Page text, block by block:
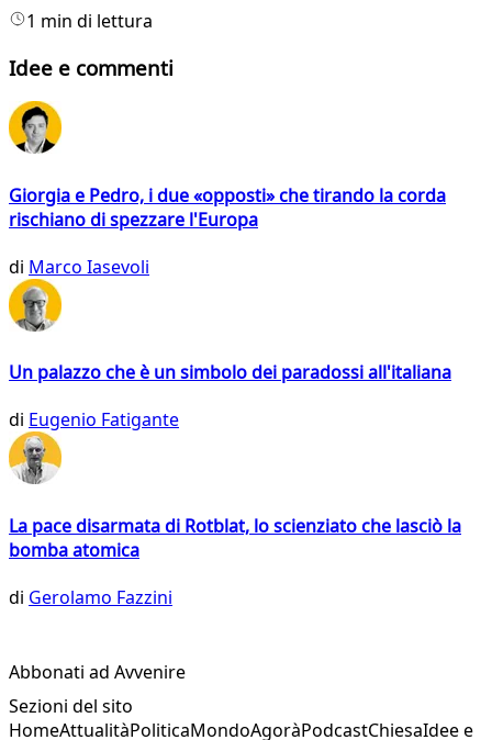
1 min di lettura
Idee e commenti
Giorgia e Pedro, i due «opposti» che tirando la corda
rischiano di spezzare l'Europa
di Marco Iasevoli
Un palazzo che è un simbolo dei paradossi all'italiana
di Eugenio Fatigante
La pace disarmata di Rotblat, lo scienziato che lasciò la
bomba atomica
di Gerolamo Fazzini
Abbonati ad Avvenire
Sezioni del sito
HomeAttualitàPoliticaMondoAgoràPodcastChiesaIdee e